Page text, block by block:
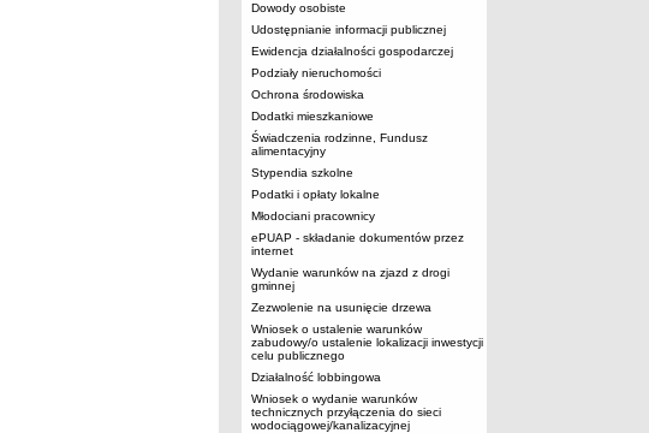
Dowody osobiste
Udostępnianie informacji publicznej
Ewidencja działalności gospodarczej
Podziały nieruchomości
Ochrona środowiska
Dodatki mieszkaniowe
Świadczenia rodzinne, Fundusz
alimentacyjny
Stypendia szkolne
Podatki i opłaty lokalne
Młodociani pracownicy
ePUAP - składanie dokumentów przez
internet
Wydanie warunków na zjazd z drogi
gminnej
Zezwolenie na usunięcie drzewa
Wniosek o ustalenie warunków
zabudowy/o ustalenie lokalizacji inwestycji
celu publicznego
Działalność lobbingowa
Wniosek o wydanie warunków
technicznych przyłączenia do sieci
wodociągowej/kanalizacyjnej